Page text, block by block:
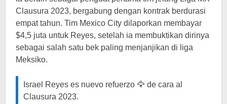
Clausura 2023, bergabung dengan kontrak berdurasi
empat tahun. Tim Mexico City dilaporkan membayar
$4,5 juta untuk Reyes, setelah ia membuktikan dirinya
sebagai salah satu bek paling menjanjikan di liga
Meksiko.
Israel Reyes es nuevo refuerzo 🦅 de cara al
Clausura 2023.